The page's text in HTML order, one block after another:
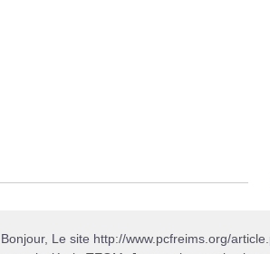
Bonjour, Le site http://www.pcfreims.org/